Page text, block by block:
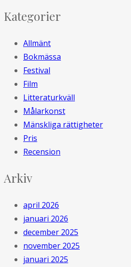
Kategorier
Allmänt
Bokmässa
Festival
Film
Litteraturkväll
Målarkonst
Mänskliga rättigheter
Pris
Recension
Arkiv
april 2026
januari 2026
december 2025
november 2025
januari 2025